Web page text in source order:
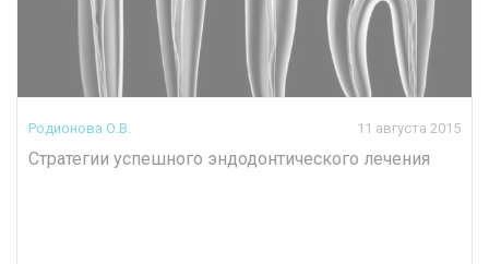
Родионова О.В. 11 августа 2015
Стратегии успешного эндодонтического лечения